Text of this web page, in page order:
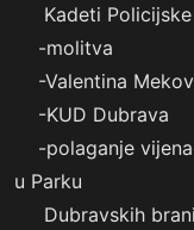
Kadeti Policijske
-molitva
-Valentina
-KUD Dubrava
-polaganje
u Parku
Dubravskih